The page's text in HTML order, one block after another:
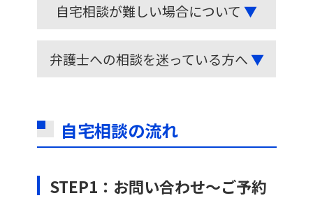
自宅相談が難しい場合について ▼
弁護士への相談を迷っている方へ ▼
自宅相談の流れ
STEP1：お問い合わせ～ご予約